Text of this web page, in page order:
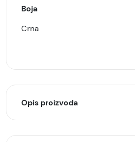
Boja
Crna
Opis proizvoda